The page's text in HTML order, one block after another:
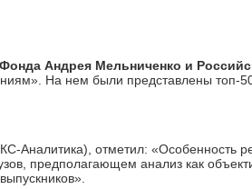
Андрея Мельниченко и
На нем были представлены топ-50
Аналитика), отметил: «Особенность
предполагающем анализ как